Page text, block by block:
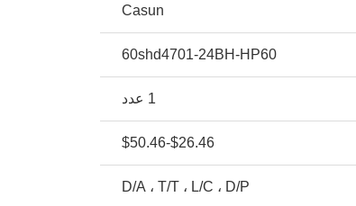
Casun
60shd4701-24BH-HP60
1 عدد
$26.46-$50.46
D/A ، T/T ، L/C ، D/P